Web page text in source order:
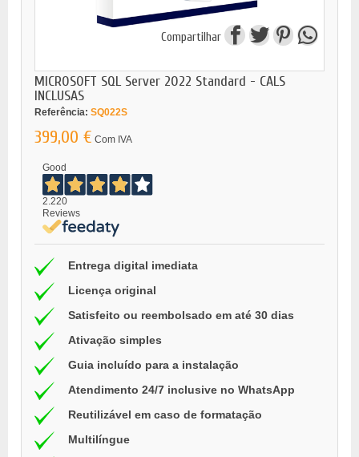
Compartilhar
MICROSOFT SQL Server 2022 Standard - CALS
INCLUSAS
Referência: SQ022S
399,00 € Com IVA
Good
2.220
Reviews
Entrega digital imediata
Licença original
Satisfeito ou reembolsado em até 30 dias
Ativação simples
Guia incluído para a instalação
Atendimento 24/7 inclusive no WhatsApp
Reutilizável em caso de formatação
Multilíngue